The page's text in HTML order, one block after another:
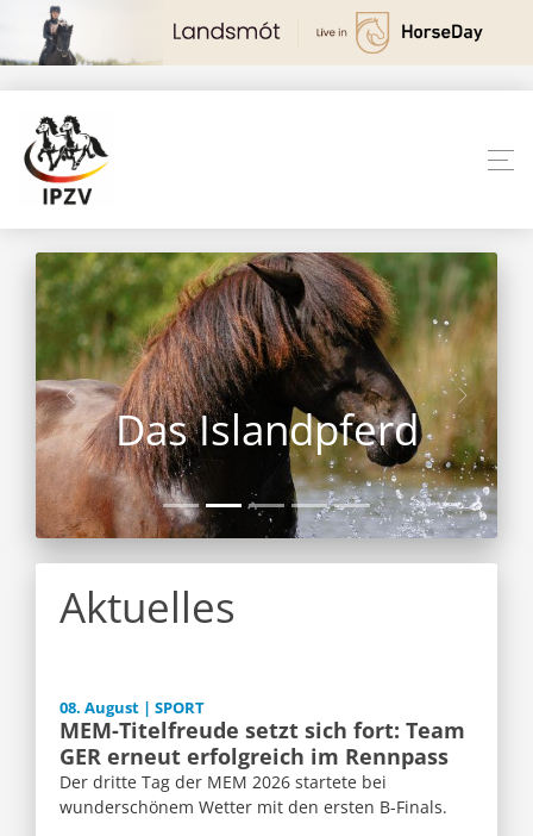
Das Islandpferd
Aktuelles
08. August | SPORT
MEM-Titelfreude setzt sich fort: Team
GER erneut erfolgreich im Rennpass
Der dritte Tag der MEM 2026 startete bei
wunderschönem Wetter mit den ersten B-Finals.